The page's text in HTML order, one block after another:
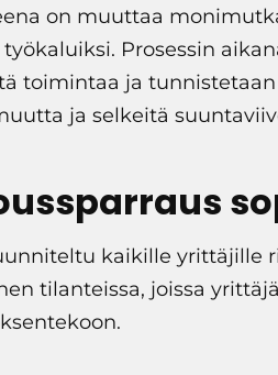
on muuttaa
Prosessin
toimintaa ja
ja selkeitä
kaikille yrittäjille
tilanteissa, joissa